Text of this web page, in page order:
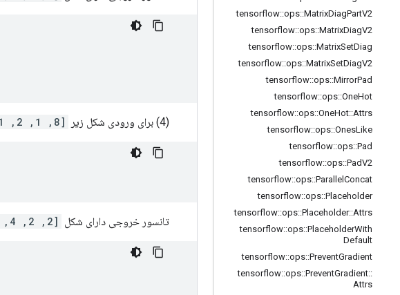
tensorflow::ops::MatrixDiagPartV2
tensorflow::ops::MatrixDiagV2
tensorflow::ops::MatrixSetDiag
tensorflow::ops::MatrixSetDiagV2
tensorflow::ops::MirrorPad
tensorflow::ops::OneHot
tensorflow::ops::OneHot::Attrs
tensorflow::ops::OnesLike
tensorflow::ops::Pad
tensorflow::ops::PadV2
tensorflow::ops::Parallel Concat
tensorflow::ops::Placeholder
tensorflow::ops::Placeholder::Attrs
tensorflow::ops::PlaceholderWith
Default
tensorflow::ops::PreventGradient
tensorflow::ops::PreventGradient::
Attrs
(4) برای ورودی شکل زیر [8, 1, 2, 1]
تانسور خروجی دارای شکل [2, 2, 4, 1]